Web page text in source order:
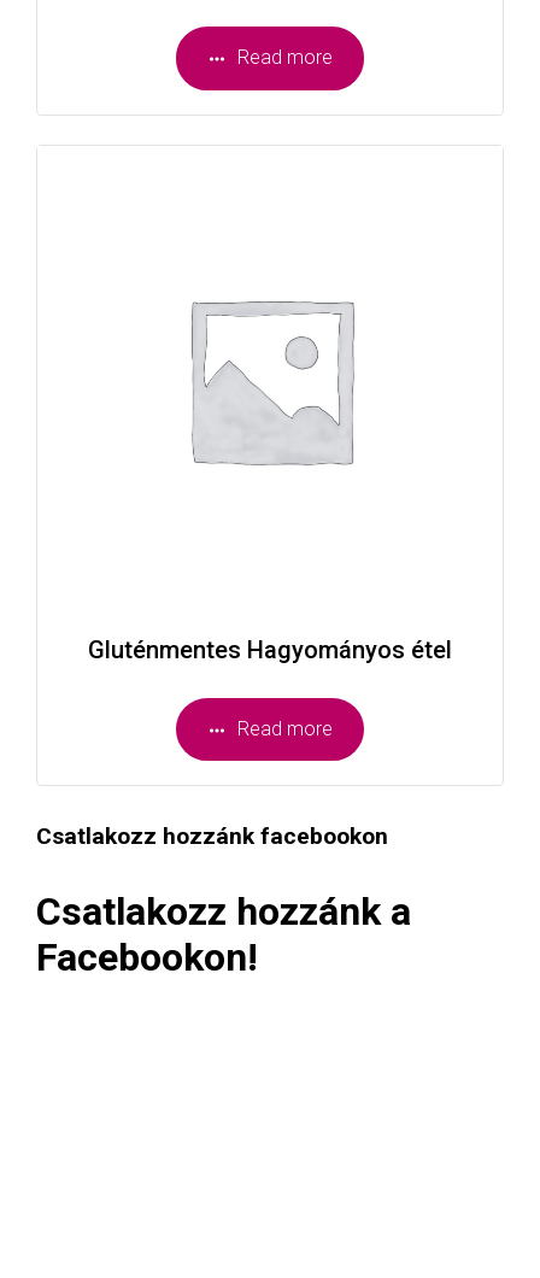
Read more
Gluténmentes Hagyományos étel
Read more
Csatlakozz hozzánk facebookon
Csatlakozz hozzánk a
Facebookon!